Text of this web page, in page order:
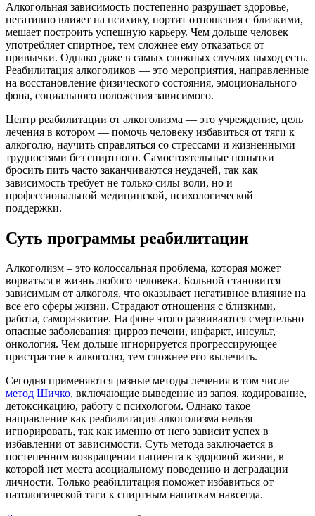
Алкогольная зависимость постепенно разрушает здоровье,
негативно влияет на психику, портит отношения с близкими,
мешает построить успешную карьеру. Чем дольше человек
употребляет спиртное, тем сложнее ему отказаться от
привычки. Однако даже в самых сложных случаях выход есть.
Реабилитация алкоголиков — это мероприятия, направленные
на восстановление физического состояния, эмоционального
фона, социального положения зависимого.
Центр реабилитации от алкоголизма — это учреждение, цель
лечения в котором — помочь человеку избавиться от тяги к
алкоголю, научить справляться со стрессами и жизненными
трудностями без спиртного. Самостоятельные попытки
бросить пить часто заканчиваются неудачей, так как
зависимость требует не только силы воли, но и
профессиональной медицинской, психологической
поддержки.
Суть программы реабилитации
Алкоголизм – это колоссальная проблема, которая может
ворваться в жизнь любого человека. Больной становится
зависимым от алкоголя, что оказывает негативное влияние на
все его сферы жизни. Страдают отношения с близкими,
работа, саморазвитие. На фоне этого развиваются смертельно
опасные заболевания: цирроз печени, инфаркт, инсульт,
онкология. Чем дольше игнорируется прогрессирующее
пристрастие к алкоголю, тем сложнее его вылечить.
Сегодня применяются разные методы лечения в том числе
метод Шичко, включающие выведение из запоя, кодирование,
детоксикацию, работу с психологом. Однако такое
направление как реабилитация алкоголизма нельзя
игнорировать, так как именно от него зависит успех в
избавлении от зависимости. Суть метода заключается в
постепенном возвращении пациента к здоровой жизни, в
которой нет места асоциальному поведению и деградации
личности. Только реабилитация поможет избавиться от
патологической тяги к спиртным напиткам навсегда.